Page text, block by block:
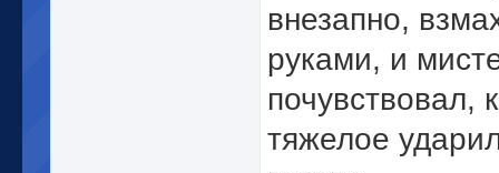
внезапно,
руками, и
почувствовал,
тяжелое